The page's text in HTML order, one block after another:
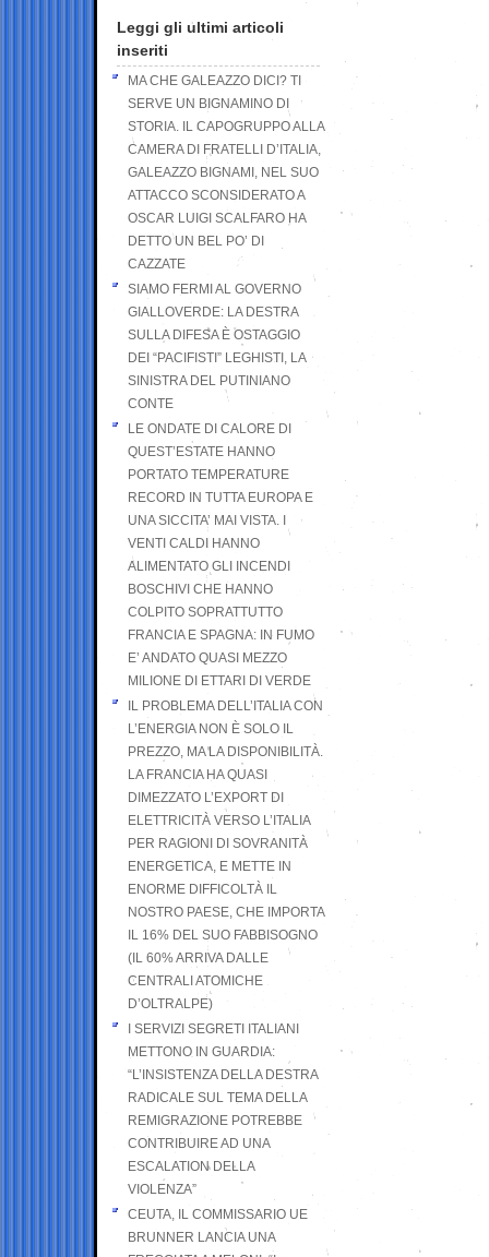
Leggi gli ultimi articoli
inseriti
MA CHE GALEAZZO DICI? TI
SERVE UN BIGNAMINO DI
STORIA. IL CAPOGRUPPO ALLA
CAMERA DI FRATELLI D’ITALIA,
GALEAZZO BIGNAMI, NEL SUO
ATTACCO SCONSIDERATO A
OSCAR LUIGI SCALFARO HA
DETTO UN BEL PO’ DI
CAZZATE
SIAMO FERMI AL GOVERNO
GIALLOVERDE: LA DESTRA
SULLA DIFESA È OSTAGGIO
DEI “PACIFISTI” LEGHISTI, LA
SINISTRA DEL PUTINIANO
CONTE
LE ONDATE DI CALORE DI
QUEST’ESTATE HANNO
PORTATO TEMPERATURE
RECORD IN TUTTA EUROPA E
UNA SICCITA’ MAI VISTA. I
VENTI CALDI HANNO
ALIMENTATO GLI INCENDI
BOSCHIVI CHE HANNO
COLPITO SOPRATTUTTO
FRANCIA E SPAGNA: IN FUMO
E’ ANDATO QUASI MEZZO
MILIONE DI ETTARI DI VERDE
IL PROBLEMA DELL’ITALIA CON
L’ENERGIA NON È SOLO IL
PREZZO, MA LA DISPONIBILITÀ.
LA FRANCIA HA QUASI
DIMEZZATO L’EXPORT DI
ELETTRICITÀ VERSO L’ITALIA
PER RAGIONI DI SOVRANITÀ
ENERGETICA, E METTE IN
ENORME DIFFICOLTÀ IL
NOSTRO PAESE, CHE IMPORTA
IL 16% DEL SUO FABBISOGNO
(IL 60% ARRIVA DALLE
CENTRALI ATOMICHE
D’OLTRALPE)
I SERVIZI SEGRETI ITALIANI
METTONO IN GUARDIA:
“L’INSISTENZA DELLA DESTRA
RADICALE SUL TEMA DELLA
REMIGRAZIONE POTREBBE
CONTRIBUIRE AD UNA
ESCALATION DELLA
VIOLENZA”
CEUTA, IL COMMISSARIO UE
BRUNNER LANCIA UNA